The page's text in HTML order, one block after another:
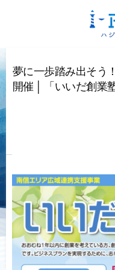
夢に一歩踏み出そう
開催 │ 「いいだ創業